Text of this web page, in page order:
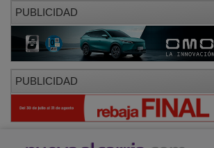
PUBLICIDAD
PUBLICIDAD